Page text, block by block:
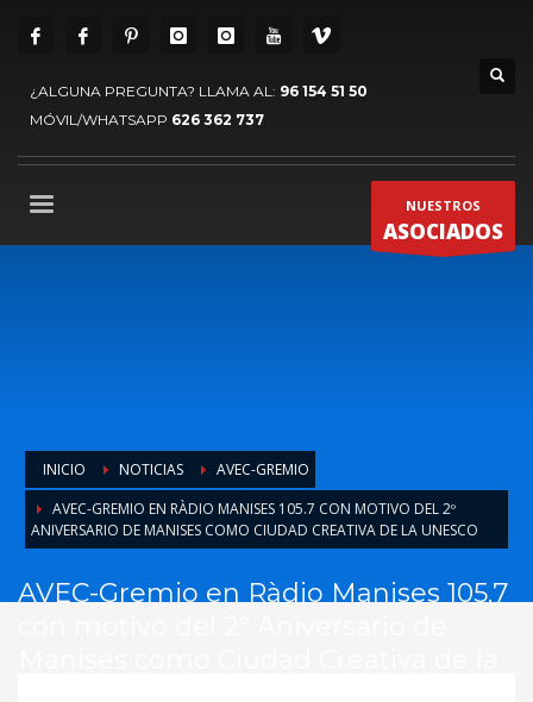
¿ALGUNA PREGUNTA? LLAMA AL: 96 154 51 50
MÓVIL/WHATSAPP 626 362 737
NUESTROS
ASOCIADOS
INICIO NOTICIAS
AVEC-GREMIO
AVEC-GREMIO EN RÀDIO MANISES 105.7 CON MOTIVO DEL 2º
ANIVERSARIO DE MANISES COMO CIUDAD CREATIVA DE LA UNESCO
AVEC-Gremio en Ràdio Manises 105.7